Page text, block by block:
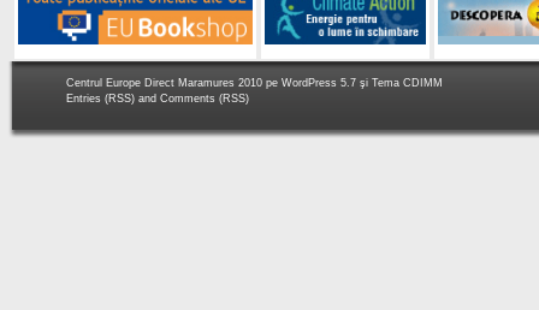
Centrul Europe Direct Maramures 2010 pe WordPress 5.7 şi Tema CDIMM
Entries (RSS) and Comments (RSS)